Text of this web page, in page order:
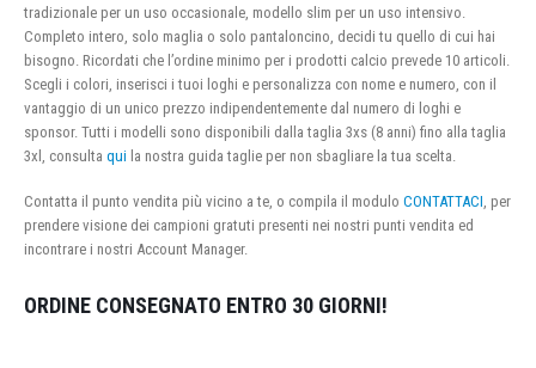
tradizionale per un uso occasionale, modello slim per un uso intensivo.
Completo intero, solo maglia o solo pantaloncino, decidi tu quello di cui hai
bisogno. Ricordati che l’ordine minimo per i prodotti calcio prevede 10 articoli.
Scegli i colori, inserisci i tuoi loghi e personalizza con nome e numero, con il
vantaggio di un unico prezzo indipendentemente dal numero di loghi e
sponsor. Tutti i modelli sono disponibili dalla taglia 3xs (8 anni) fino alla taglia
3xl, consulta qui la nostra guida taglie per non sbagliare la tua scelta.
Contatta il punto vendita più vicino a te, o compila il modulo CONTATTACI , per
prendere visione dei campioni gratuti presenti nei nostri punti vendita ed
incontrare i nostri Account Manager.
ORDINE CONSEGNATO ENTRO 30 GIORNI!